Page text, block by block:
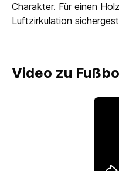
Charakter. Für einen
Luftzirkulation
Video zu